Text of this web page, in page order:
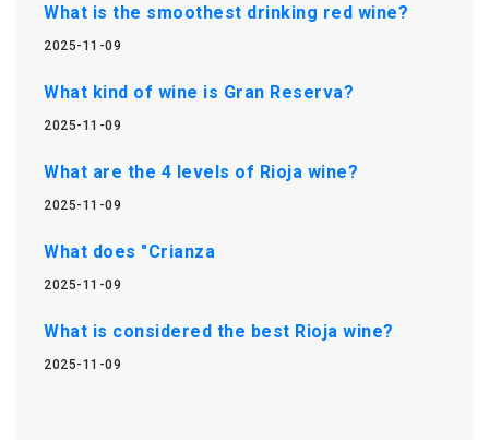
What is the smoothest drinking red wine?
2025-11-09
What kind of wine is Gran Reserva?
2025-11-09
What are the 4 levels of Rioja wine?
2025-11-09
What does "Crianza
2025-11-09
What is considered the best Rioja wine?
2025-11-09